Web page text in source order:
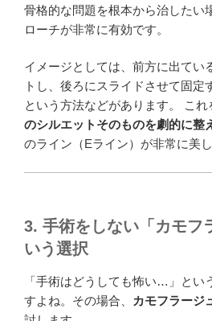
骨格的な問題を根本から治したい
ローチが非常に有効です。
イメージとしては、前方に出てい
トし、後ろにスライドさせて固定
という方法などがあります。 これ
のシルエットそのものを劇的に整
のライン（Eライン）が非常に美し
3. 手術をしない「カモフ
いう選択
「手術はどうしても怖い…」とい
すよね。その場合、
カモフラージ